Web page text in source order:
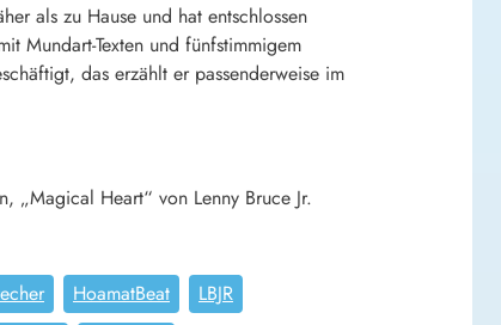
als zu Hause und hat entschlossen
Mundart-Texten und fünfstimmigem
das erzählt er passenderweise im
„Magical Heart“ von Lenny Bruce Jr.
HoamatBeat
LBJR